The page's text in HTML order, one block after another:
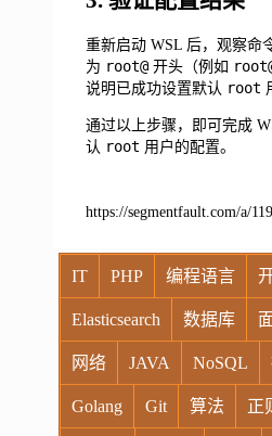
重新启动 WSL 后，观察命
为 root@开头（例如
说明已成功设置默认 root
通过以上步骤，即可完成
认 root 用户的配置。
https://segmentfault.com/a/
IT PHP 编程语言
Elasticsearch 数据库
网络 JAVA NoSQL
Golang Git 算法 正